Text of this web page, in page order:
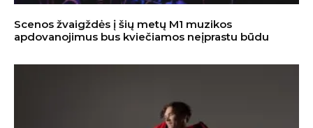
Scenos žvaigždės į šių metų M1 muzikos
apdovanojimus bus kviečiamos neįprastu būdu